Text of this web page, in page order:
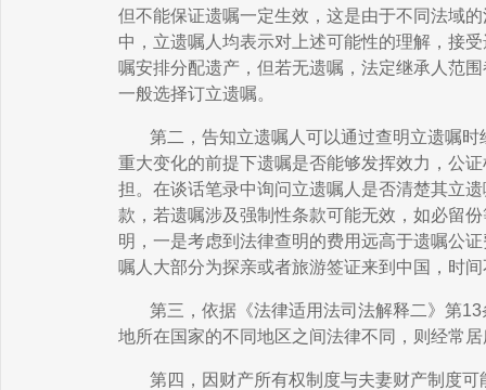
但不能保证遗嘱一定生效，这是由于不同法域
中，立遗嘱人均表示对上述可能性的理解，接
嘱安排分配遗产，但若无遗嘱，法定继承人范
一般选择订立遗嘱。
第二，告知立遗嘱人可以通过查明立遗嘱
重大变化的前提下遗嘱是否能够发挥效力，公
担。在谈话笔录中询问立遗嘱人是否清楚其立
款，若遗嘱涉及强制性条款可能无效，如必留
明，一是考虑到法律查明的费用远高于遗嘱公
嘱人大部分为探亲或者旅游签证来到中国，时
第三，依据《法律适用法司法解释二》第13
地所在国家的不同地区之间法律不同，则经常
第四，因财产所有权制度与夫妻财产制度